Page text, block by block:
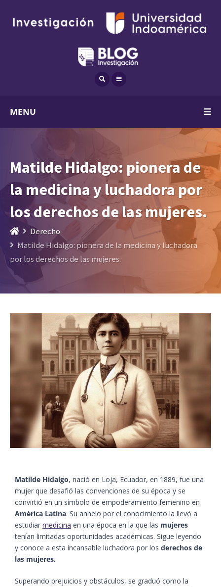
MENU
Matilde Hidalgo: pionera de
la medicina y luchadora por
los derechos de las mujeres.
Derecho
Matilde Hidalgo: pionera de la medicina y luchadora
por los derechos de las mujeres.
Matilde Hidalgo, nació en Loja, Ecuador, en 1889, fue una
mujer que desafió las convenciones de su época y se
convirtió en un símbolo de empoderamiento femenino en
América Latina. Su anhelo por el conocimiento la llevó a
estudiar medicina en una época en la que las mujeres
tenían limitadas oportunidades académicas. Sigue leyendo
y conoce a esta incansable luchadora por los derechos de
las mujeres.
Superando prejuicios y obstáculos, se graduó como la